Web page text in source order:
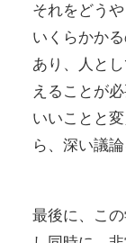
それをどう
いくらかか
あり、人と
えることが
いいことと
ら、深い議
最後に、こ